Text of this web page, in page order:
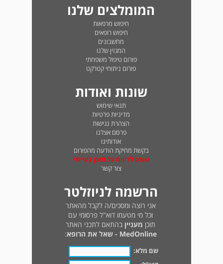
המומלצים שלנו
חיפוש מרפאות
חיפוש רופאים
מחשבונים
המגזין שלנו
פורום טיפול משפחתי
פורום ניתוחי קטרקט
שונות ואודות
תנאי שימוש
מדיניות פרטיות
הצהרת נגישות
פרסם אצלנו
אודותינו
בקשת מחיקת הודעה מהפורום
טופס לדיווח על תוכן בעייתי
צור קשר
הרשמה לניוזלטר
אני רוצה ומסכים/ה לקבל מהאתר
וכל מי מטעמו דוא"ל פרסומי עם
תוכן מעניין בהתאם לתכני האתר
MedOnline - שאל את הרופא
:
שם מלא: